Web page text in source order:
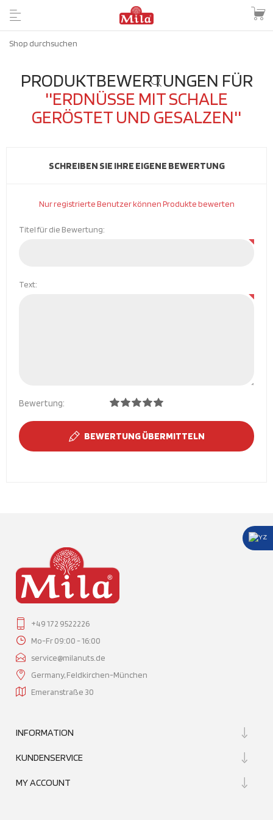
PRODUKTBEWERTUNGEN FÜR
ERDNÜSSE MIT SCHALE
GERÖSTET UND GESALZEN
SCHREIBEN SIE IHRE EIGENE BEWERTUNG
Nur registrierte Benutzer können Produkte bewerten
Titel für die Bewertung:
Text:
Bewertung:
BEWERTUNG ÜBERMITTELN
+49 172 9522226
Mo-Fr 09:00 - 16:00
service@milanuts.de
Germany, Feldkirchen-München
Emeranstraße 30
INFORMATION
KUNDENSERVICE
MY ACCOUNT